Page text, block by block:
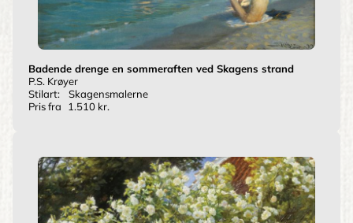
Badende drenge en sommeraften ved Skagens strand
P.S. Krøyer
Stilart:
Skagensmalerne
Pris fra
1.510 kr.